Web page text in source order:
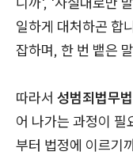
일하게 대처하곤 합
잡하며, 한 번 뱉은
따라서 성범죄법무
어 나가는 과정이 필
부터 법정에 이르기